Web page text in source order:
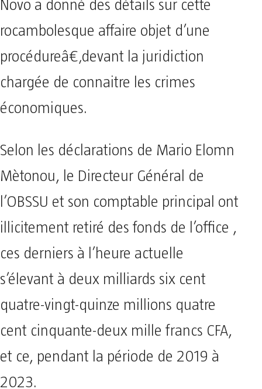
Novo a donné des détails sur cette
rocambolesque affaire objet d’une
procédureâ€‚devant la juridiction
chargée de connaitre les crimes
économiques.
Selon les déclarations de Mario Elomn
Mètonou, le Directeur Général de
l’OBSSU et son comptable principal ont
illicitement retiré des fonds de l’office ,
ces derniers à l’heure actuelle
s’élevant à deux milliards six cent
quatre-vingt-quinze millions quatre
cent cinquante-deux mille francs CFA,
et ce, pendant la période de 2019 à
2023.